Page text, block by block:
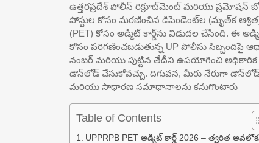
ఉత్తరప్రదేశ్ పోలీస్ రిక్రూట్‌మెంట్ మరియు ప్రమోషన్
పోస్టుల కోసం మరణించిన డిపెండెంట్‌ల (మృత్‌క
(PET) కోసం అడ్మిట్ కార్డ్‌ను విడుదల చేసింది.
కోసం పరిగణించబడుతున్న UP పోలీసు సిబ్బందిపై
నంబర్ మరియు పుట్టిన తేదీని ఉపయోగించి అధికారిక
డౌన్‌లోడ్ చేసుకోవచ్చు. దిగువన, మీరు నేరుగా డౌన్‌లోడ్
మరియు సాధారణ సమాధానాలను కనుగొంటారు
Table of Contents
UPPRPB PET అడ్మిట్ కార్డ్ 2026 – త్వరిత